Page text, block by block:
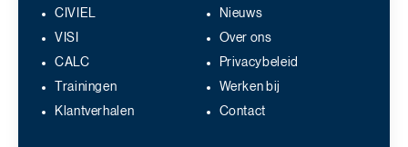
CIVIEL
VISI
CALC
Trainingen
Klantverhalen
Nieuws
Over ons
Privacybeleid
Werken bij
Contact